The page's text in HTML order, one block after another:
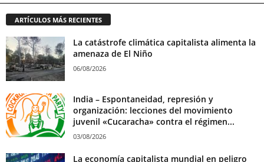
ARTÍCULOS MÁS RECIENTES
La catástrofe climática capitalista alimenta la
amenaza de El Niño
06/08/2026
India – Espontaneidad, represión y
organización: lecciones del movimiento
juvenil «Cucaracha» contra el régimen...
03/08/2026
La economía capitalista mundial en peligro